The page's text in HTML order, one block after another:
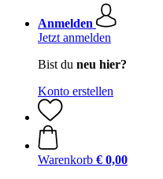
Anmelden
Jetzt anmelden
Bist du neu hier?
Konto erstellen
Warenkorb € 0,00